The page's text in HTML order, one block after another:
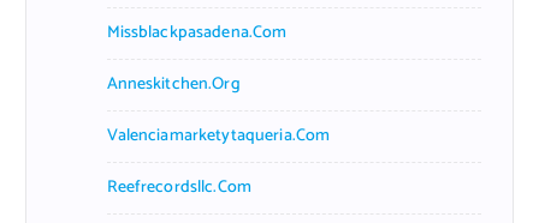
Missblackpasadena.com
Anneskitchen.org
Valenciamarketytaqueria.com
Reefrecordsllc.com